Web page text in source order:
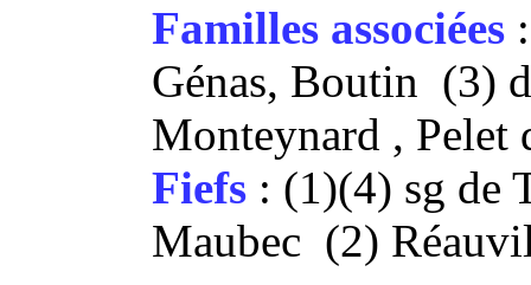
Familles associées
Génas, Boutin (3)
Monteynard , Pelet
Fiefs : (1)(4) sg de
Maubec (2)